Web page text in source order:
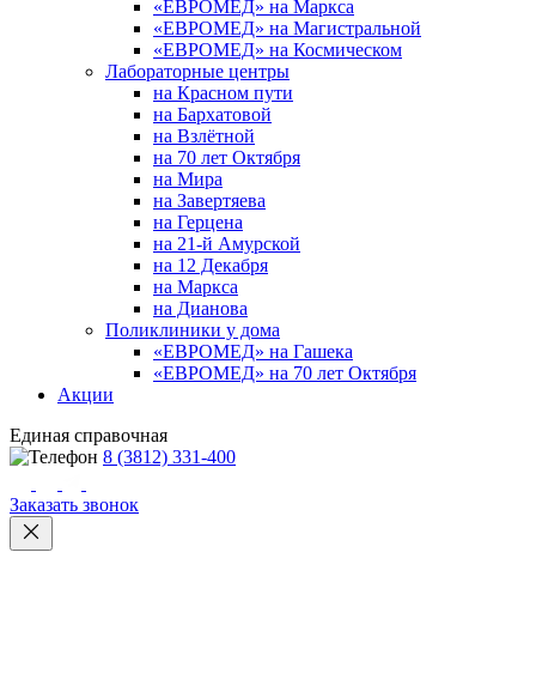
«ЕВРОМЕД» на Маркса
«ЕВРОМЕД» на Магистральной
«ЕВРОМЕД» на Космическом
Лабораторные центры
на Красном пути
на Бархатовой
на Взлётной
на 70 лет Октября
на Мира
на Завертяева
на Герцена
на 21-й Амурской
на 12 Декабря
на Маркса
на Дианова
Поликлиники у дома
«ЕВРОМЕД» на Гашека
«ЕВРОМЕД» на 70 лет Октября
Акции
Единая справочная
8 (3812) 331-400
Заказать звонок